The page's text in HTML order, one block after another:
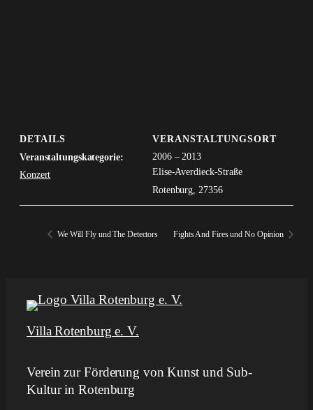
DETAILS
Veranstaltungskategorie:
Konzert
VERANSTALTUNGSORT
2006 – 2013
Elise-Averdieck-Straße
Rotenburg, 27356
We Will Fly und The Detectors Fights And Fires und No Opinion
Villa Rotenburg e. V.
Verein zur Förderung von Kunst und Sub-
Kultur in Rotenburg